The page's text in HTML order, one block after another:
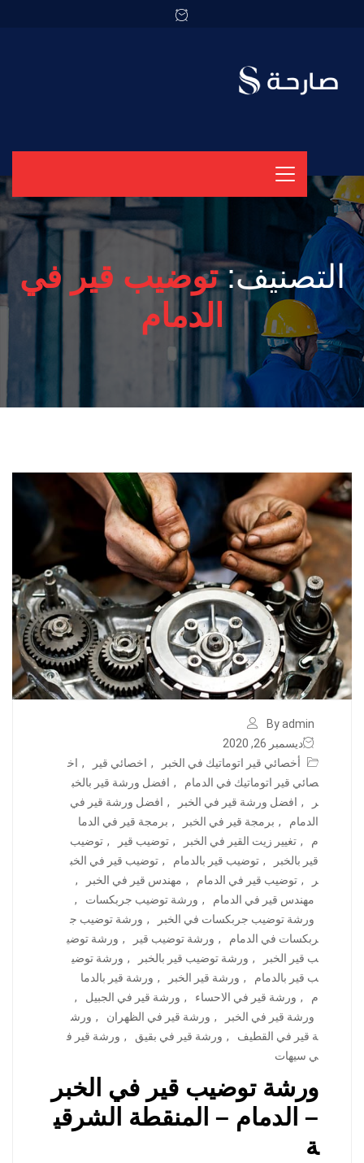
التصنيف:توضيب قير في
الدمام
By admin
ديسمبر 26, 2020
أخصائي قير اتوماتيك في الخبر
, اخصائي قير , اخ
صائي قير اتوماتيك في الدمام
, افضل ورشة قير بالخب
ر
, افضل ورشة قير في الخبر , افضل ورشة قير في
الدمام
, برمجة قير في الخبر , برمجة قير في الدما
م
, تغيير زيت القير في الخبر , توضيب قير , توضيب
قير بالخبر
, توضيب قير بالدمام , توضيب قير في الخب
ر
, توضيب قير في الدمام , مهندس قير في الخبر
,
مهندس قير في الدمام
, ورشة توضيب جربكسات
,
ورشة توضيب جربكسات في الخبر
, ورشة توضيب ج
ربكسات في الدمام
, ورشة توضيب قير , ورشة توضي
ب قير الخبر
, ورشة توضيب قير بالخبر , ورشة توضي
ب قير بالدمام
, ورشة قير الخبر , ورشة قير بالدما
م
, ورشة قير في الاحساء , ورشة قير في الجبيل
,
ورشة قير في الخبر
, ورشة قير في الظهران , ورش
ة قير في القطيف
, ورشة قير في بقيق , ورشة قير ف
ي سيهات
ورشة توضيب قير في الخبر
– الدمام – المنقطة الشرقي
ة